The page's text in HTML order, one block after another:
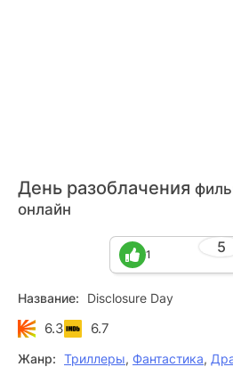
День разоблачения
онлайн
5
1
Название: Disclosure Day
6.3 6.7
Жанр: Триллеры, Фантастика,